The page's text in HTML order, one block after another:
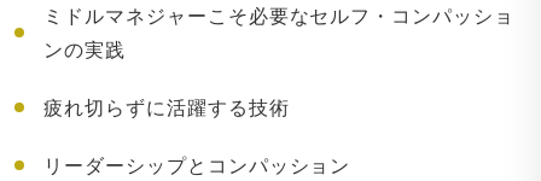
ミドルマネジャーこそ必要なセルフ・コンパッショ
ンの実践
疲れ切らずに活躍する技術
リーダーシップとコンパッション